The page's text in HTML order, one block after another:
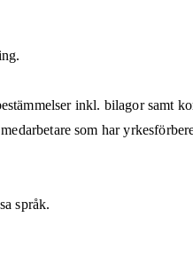
inkl. bilagor samt
som har
språk.